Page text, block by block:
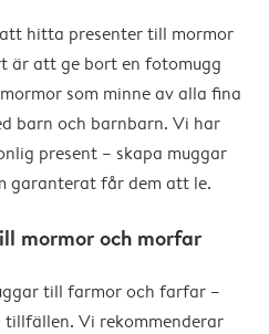
hitta presenter till mormor
är att ge bort en fotomugg
som minne av alla fina
barn och barnbarn. Vi har
present – skapa muggar
garanterat får dem att le.
mormor och morfar
till farmor och farfar –
Vi rekommenderar